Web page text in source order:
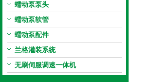
蠕动泵泵头
蠕动泵软管
蠕动泵配件
兰格灌装系统
无刷伺服调速一体机